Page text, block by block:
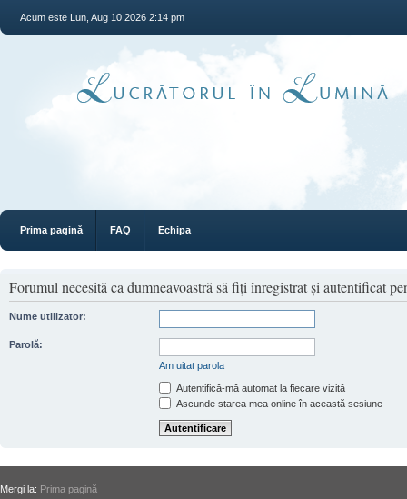
Acum este Lun, Aug 10 2026 2:14 pm
Prima pagină FAQ Echipa
Forumul necesită ca dumneavoastră să fiţi înregistrat şi autentificat
Nume utilizator:
Parolă:
Am uitat parola
Autentifică-mă automat la fiecare vizită
Ascunde starea mea online în această sesiune
Mergi la: Prima pagină